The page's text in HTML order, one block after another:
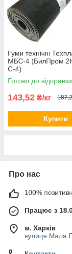
Гуми технічні
МБС-4 (БилПром
С-4)
Готово до відправки
143,52 ₴/кг
Купити
Про нас
100%
Працює з
м. Харків
вулиця Мала